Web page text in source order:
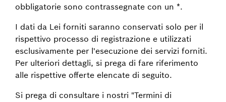
obbligatorie sono contrassegnate con un *.
I dati da Lei forniti saranno conservati solo per il
rispettivo processo di registrazione e utilizzati
esclusivamente per l'esecuzione dei servizi forniti.
Per ulteriori dettagli, si prega di fare riferimento
alle rispettive offerte elencate di seguito.
Si prega di consultare i nostri "Termini di